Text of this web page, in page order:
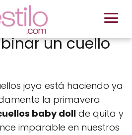
un cuello
joya está haciendo ya
la primavera
baby dollde quita y
imparable en nuestros